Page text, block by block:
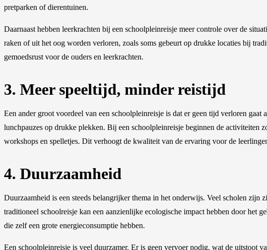
pretparken of dierentuinen.
Daarnaast hebben leerkrachten bij een schoolpleinreisje meer controle over de
raken of uit het oog worden verloren, zoals soms gebeurt op drukke locaties bij
gemoedsrust voor de ouders en leerkrachten.
3. Meer speeltijd, minder reistijd
Een ander groot voordeel van een schoolpleinreisje is dat er geen tijd verloren
lunchpauzes op drukke plekken. Bij een schoolpleinreisje beginnen de activiteiten
workshops en spelletjes. Dit verhoogt de kwaliteit van de ervaring voor de
4. Duurzaamheid
Duurzaamheid is een steeds belangrijker thema in het onderwijs. Veel scholen
traditioneel schoolreisje kan een aanzienlijke ecologische impact hebben door het
die zelf een grote energieconsumptie hebben.
Een schoolpleinreisje is veel duurzamer. Er is geen vervoer nodig, wat de uitstoot